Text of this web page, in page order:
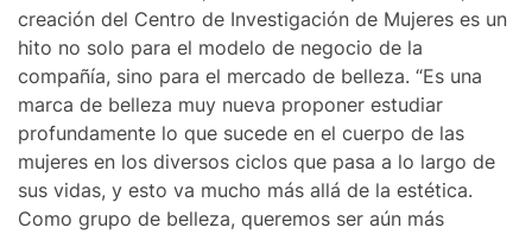
creación del Centro de Investigación de Mujeres es un
hito no solo para el modelo de negocio de la
compañía, sino para el mercado de belleza. “Es una
marca de belleza muy nueva proponer estudiar
profundamente lo que sucede en el cuerpo de las
mujeres en los diversos ciclos que pasa a lo largo de
sus vidas, y esto va mucho más allá de la estética.
Como grupo de belleza, queremos ser aún más